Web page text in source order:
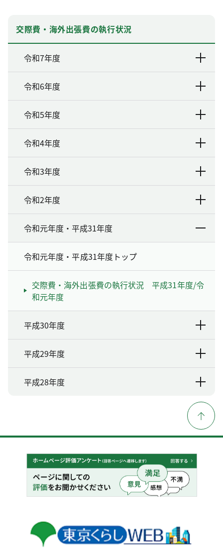
交際費・海外出張費の執行状況
令和7年度
令和6年度
令和5年度
令和4年度
令和3年度
令和2年度
令和元年度・平成31年度
令和元年度・平成31年度トップ
交際費・海外出張費の執行状況 平成31年度/令
和元年度
平成30年度
平成29年度
平成28年度